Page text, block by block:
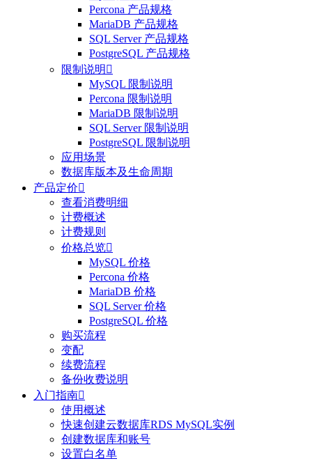
Percona 产品规格
MariaDB 产品规格
SQL Server 产品规格
PostgreSQL 产品规格
限制说明 
MySQL 限制说明
Percona 限制说明
MariaDB 限制说明
SQL Server 限制说明
PostgreSQL 限制说明
应用场景
数据库版本及生命周期
产品定价
查看消费明细
计费概述
计费规则
价格总览
MySQL 价格
Percona 价格
MariaDB 价格
SQL Server 价格
PostgreSQL 价格
购买流程
变配
续费流程
备份收费说明
入门指南
使用概述
快速创建云数据库RDS MySQL实例
创建数据库和账号
设置白名单